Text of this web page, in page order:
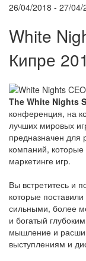
26/04/2018 - 27/04/
White
Кипре
The White Nights
конференция, на
лучших мировых
предназначен для
компаний, которые
маркетинге игр.
Вы встретитесь и
которые
сильными, более
и богатый
мышление и
выступлениям и